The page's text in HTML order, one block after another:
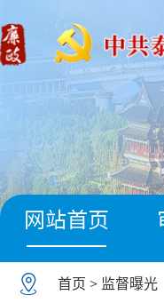
网站首页
首页 > 监督曝光